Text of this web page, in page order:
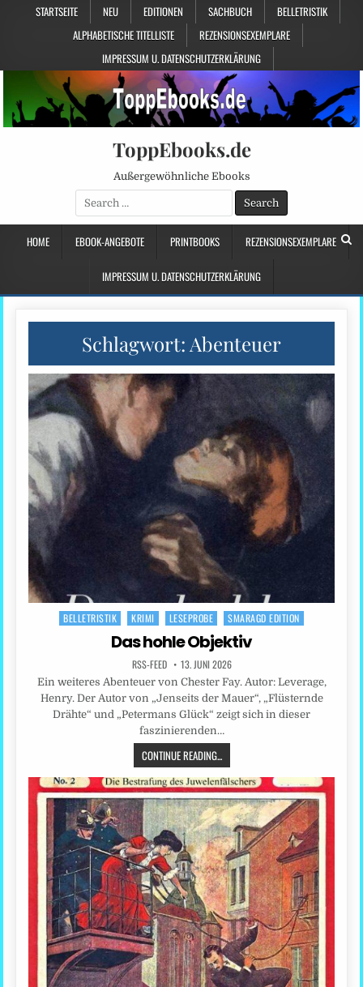
STARTSEITE NEU EDITIONEN SACHBUCH
BELLETRISTIK
ALPHABETISCHE TITELLISTE
REZENSIONSEXEMPLARE
IMPRESSUM U. DATENSCHUTZERKLÄRUNG
ToppEbooks.de
Außergewöhnliche Ebooks
Search
for:
HOME EBOOK-ANGEBOTE PRINTBOOKS REZENSIONSEXEMPLARE
IMPRESSUM U. DATENSCHUTZERKLÄRUNG
Schlagwort: Abenteuer
Posted
BELLETRISTIK KRIMI LESEPROBE SMARAGD EDITION
Das hohle Objektiv
RSS-FEED 13. JUNI 2026
Ein weiteres Abenteuer von Chester Fay. Autor: Leverage,
Henry. Der Autor von „Jenseits der Mauer“, „Flüsternde
Drähte“ und „Petermans Glück“ zeigt sich in dieser
faszinierenden…
CONTINUE READING...